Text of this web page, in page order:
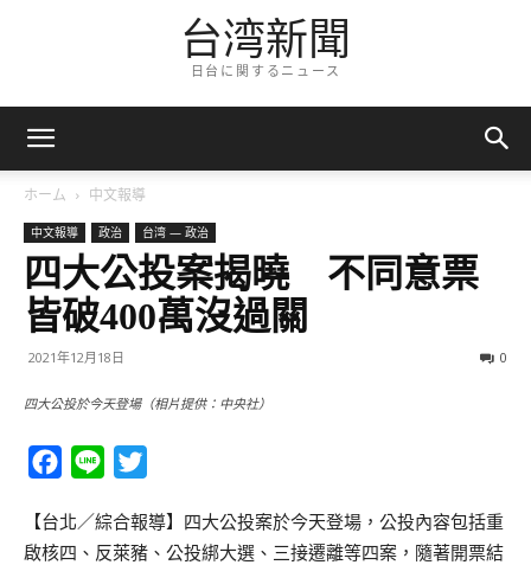
台湾新聞
日台に関するニュース
ホーム 中文報導
中文報導 政治 台湾 — 政治
四大公投案揭曉 不同意票
皆破400萬沒過關
2021年12月18日 0
四大公投於今天登場（相片提供：中央社）
Facebook
Line
【台北／綜合報導】四大公投案於今天登場，公投內容包括重
啟核四、反萊豬、公投綁大選、三接遷離等四案，隨著開票結